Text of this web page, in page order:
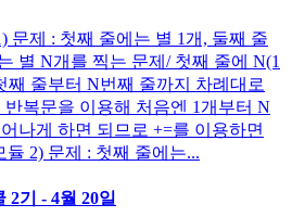
문제 : 첫째 줄에는 별 1개, 둘째 줄
별 N개를 찍는 문제/ 첫째 줄에 N(1
째 줄부터 N번째 줄까지 차례대로
복문을 이용해 처음엔 1개부터 N
나게 하면 되므로 +=를 이용하면
듈 2) 문제 : 첫째 줄에는...
2기 - 4월 20일